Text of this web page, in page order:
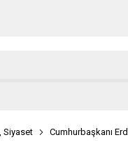
Siyaset Cumhurbaşkanı